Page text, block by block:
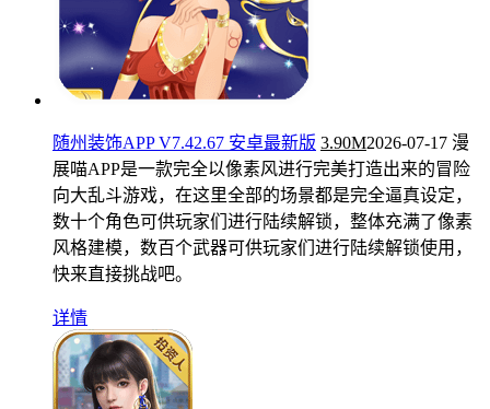
随州装饰APP V7.42.67 安卓最新版 3.90M2026-07-17 漫
展喵APP是一款完全以像素风进行完美打造出来的冒险
向大乱斗游戏，在这里全部的场景都是完全逼真设定，
数十个角色可供玩家们进行陆续解锁，整体充满了像素
风格建模，数百个武器可供玩家们进行陆续解锁使用，
快来直接挑战吧。
详情